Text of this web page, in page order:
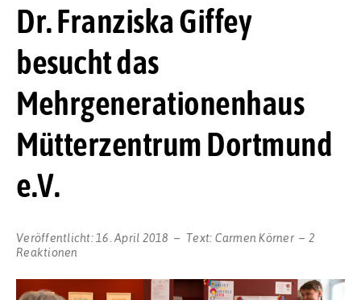
Dr. Franziska Giffey
besucht das
Mehrgenerationenhaus
Mütterzentrum Dortmund
e.V.
Veröffentlicht: 16. April 2018 Text: Carmen Körner
2
Reaktionen